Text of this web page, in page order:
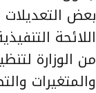
بعض التعديلات
اللائحة
من الوزارة
والمتغيرات